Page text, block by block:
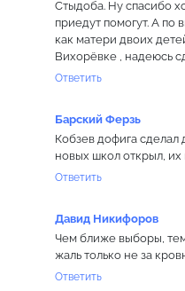
Стыдоба. Ну спасибо
приедут помогут. А по
как матери двоих
Вихорёвке , надеюсь
Ответить
Барский Ферзь
Кобзев дофига сделал
новых школ открыл,
Ответить
Давид Никифоров
Чем ближе выборы,
жаль только не за
Ответить